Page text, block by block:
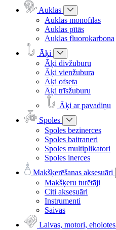
Auklas
Auklas monofīlās
Auklas pītās
Auklas fluorokarbona
Āķi
Āķi divžuburu
Āķi vienžubura
Āķi ofseta
Āķi trīsžuburu
Āķi ar pavadiņu
Spoles
Spoles bezinerces
Spoles baitraneri
Spoles multiplikatori
Spoles inerces
Makšķerēšanas aksesuāri
Makšķeru turētāji
Citi aksesuāri
Instrumenti
Saivas
Laivas, motori, eholotes